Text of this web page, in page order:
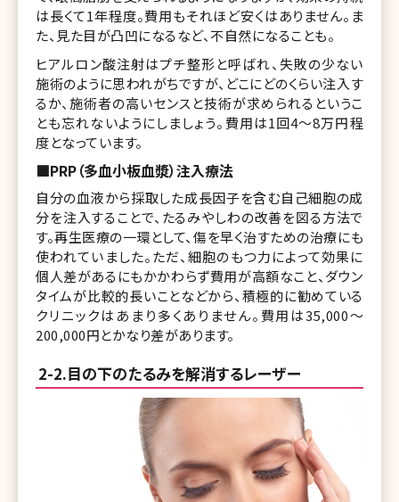
は長くて1年程度。費用もそれほど安くはありません。ま
た、見た目が凸凹になるなど、不自然になることも。
ヒアルロン酸注射はプチ整形と呼ばれ、失敗の少ない
施術のように思われがちですが、どこにどのくらい注入す
るか、施術者の高いセンスと技術が求められるというこ
とも忘れないようにしましょう。費用は1回4～8万円程
度となっています。
■PRP（多血小板血漿）注入療法
自分の血液から採取した成長因子を含む自己細胞の成
分を注入することで、たるみやしわの改善を図る方法で
す。再生医療の一環として、傷を早く治すための治療にも
使われていました。ただ、細胞のもつ力によって効果に
個人差があるにもかかわらず費用が高額なこと、ダウン
タイムが比較的長いことなどから、積極的に勧めている
クリニックはあまり多くありません。費用は35,000～
200,000円とかなり差があります。
2-2.目の下のたるみを解消するレーザー